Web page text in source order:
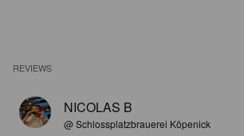
REVIEWS
NICOLAS B
@ Schlossplatzbrauerei Köpenick